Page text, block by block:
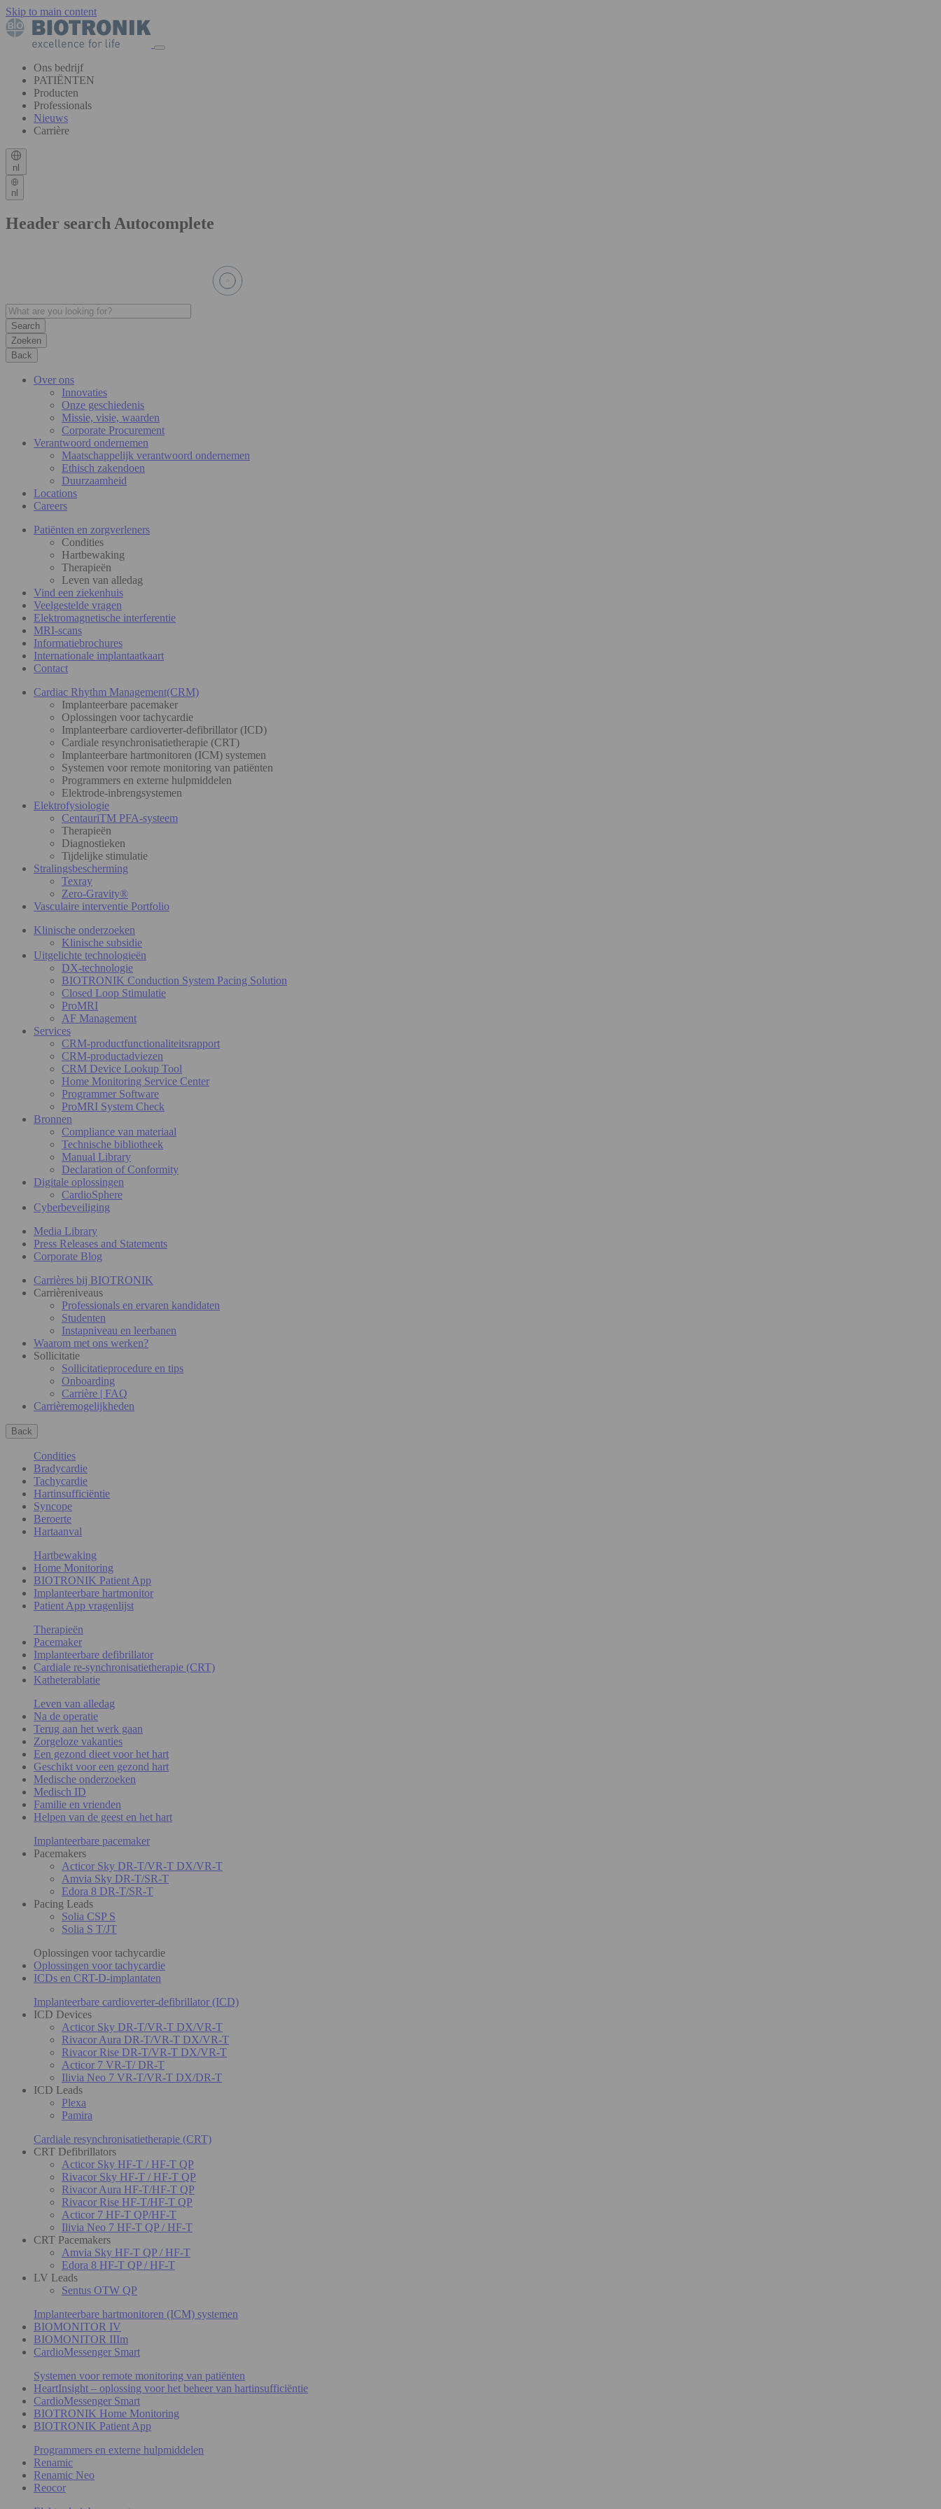
Skip to main content
Ons bedrijf
PATIËNTEN
Producten
Professionals
Nieuws
Carrière
nl
nl
Header search Autocomplete
Zoeken
Back
Over ons
Innovaties
Onze geschiedenis
Missie, visie, waarden
Corporate Procurement
Verantwoord ondernemen
Maatschappelijk verantwoord ondernemen
Ethisch zakendoen
Duurzaamheid
Locations
Careers
Patiënten en zorgverleners
Condities
Hartbewaking
Therapieën
Leven van alledag
Vind een ziekenhuis
Veelgestelde vragen
Elektromagnetische interferentie
MRI-scans
Informatiebrochures
Internationale implantaatkaart
Contact
Cardiac Rhythm Management(CRM)
Implanteerbare pacemaker
Oplossingen voor tachycardie
Implanteerbare cardioverter-defibrillator (ICD)
Cardiale resynchronisatietherapie (CRT)
Implanteerbare hartmonitoren (ICM) systemen
Systemen voor remote monitoring van patiënten
Programmers en externe hulpmiddelen
Elektrode-inbrengsystemen
Elektrofysiologie
CentauriTM PFA-systeem
Therapieën
Diagnostieken
Tijdelijke stimulatie
Stralingsbescherming
Texray
Zero-Gravity®
Vasculaire interventie Portfolio
Klinische onderzoeken
Klinische subsidie
Uitgelichte technologieën
DX-technologie
BIOTRONIK Conduction System Pacing Solution
Closed Loop Stimulatie
ProMRI
AF Management
Services
CRM-productfunctionaliteitsrapport
CRM-productadviezen
CRM Device Lookup Tool
Home Monitoring Service Center
Programmer Software
ProMRI System Check
Bronnen
Compliance van materiaal
Technische bibliotheek
Manual Library
Declaration of Conformity
Digitale oplossingen
CardioSphere
Cyberbeveiliging
Media Library
Press Releases and Statements
Corporate Blog
Carrières bij BIOTRONIK
Carrièreniveaus
Professionals en ervaren kandidaten
Studenten
Instapniveau en leerbanen
Waarom met ons werken?
Sollicitatie
Sollicitatieprocedure en tips
Onboarding
Carrière | FAQ
Carrièremogelijkheden
Back
Condities
Bradycardie
Tachycardie
Hartinsufficiëntie
Syncope
Beroerte
Hartaanval
Hartbewaking
Home Monitoring
BIOTRONIK Patient App
Implanteerbare hartmonitor
Patient App vragenlijst
Therapieën
Pacemaker
Implanteerbare defibrillator
Cardiale re-synchronisatietherapie (CRT)
Katheterablatie
Leven van alledag
Na de operatie
Terug aan het werk gaan
Zorgeloze vakanties
Een gezond dieet voor het hart
Geschikt voor een gezond hart
Medische onderzoeken
Medisch ID
Familie en vrienden
Helpen van de geest en het hart
Implanteerbare pacemaker
Pacemakers
Acticor Sky DR-T/VR-T DX/VR-T
Amvia Sky DR-T/SR-T
Edora 8 DR-T/SR-T
Pacing Leads
Solia CSP S
Solia S T/JT
Oplossingen voor tachycardie
Oplossingen voor tachycardie
ICDs en CRT-D-implantaten
Implanteerbare cardioverter-defibrillator (ICD)
ICD Devices
Acticor Sky DR-T/VR-T DX/VR-T
Rivacor Aura DR-T/VR-T DX/VR-T
Rivacor Rise DR-T/VR-T DX/VR-T
Acticor 7 VR-T/ DR-T
Ilivia Neo 7 VR-T/VR-T DX/DR-T
ICD Leads
Plexa
Pamira
Cardiale resynchronisatietherapie (CRT)
CRT Defibrillators
Acticor Sky HF-T / HF-T QP
Rivacor Sky HF-T / HF-T QP
Rivacor Aura HF-T/HF-T QP
Rivacor Rise HF-T/HF-T QP
Acticor 7 HF-T QP/HF-T
Ilivia Neo 7 HF-T QP / HF-T
CRT Pacemakers
Amvia Sky HF-T QP / HF-T
Edora 8 HF-T QP / HF-T
LV Leads
Sentus OTW QP
Implanteerbare hartmonitoren (ICM) systemen
BIOMONITOR IV
BIOMONITOR IIIm
CardioMessenger Smart
Systemen voor remote monitoring van patiënten
HeartInsight – oplossing voor het beheer van hartinsufficiëntie
CardioMessenger Smart
BIOTRONIK Home Monitoring
BIOTRONIK Patient App
Programmers en externe hulpmiddelen
Renamic
Renamic Neo
Reocor